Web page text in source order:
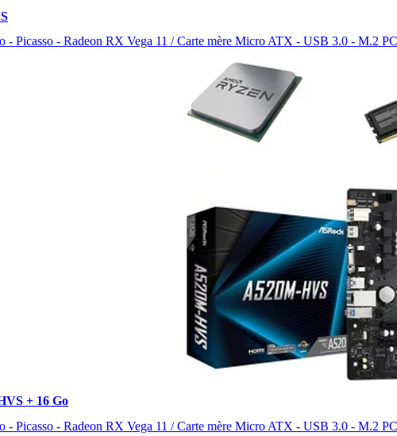
- Picasso - Radeon RX Vega 11 / Carte mère Micro ATX - USB 3.0 - M.2
+ 16 Go
- Picasso - Radeon RX Vega 11 / Carte mère Micro ATX - USB 3.0 - M.2